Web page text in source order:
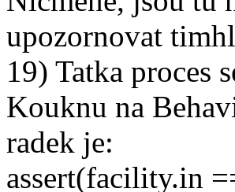
upozornovat
19) Tatka proces
Kouknu na
radek je:
assert(facility.in